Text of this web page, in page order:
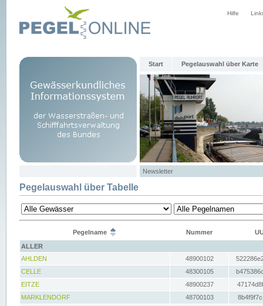
Hilfe
Start Pegelauswahl über Karte
Newsletter
Pegelauswahl über Tabelle
Pegelname Nummer
ALLER
AHLDEN
48900102
CELLE
48300105
EITZE
48900237
MARKLENDORF
48700103